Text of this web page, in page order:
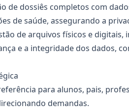
de dossiês completos com
de saúde, assegurando a
de arquivos físicos e digitais,
e a integridade dos dados,
para alunos, pais,
demandas.